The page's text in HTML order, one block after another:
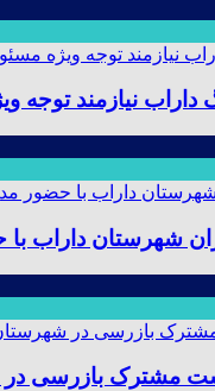
نیازمند توجه
شهرستان داراب
مشترک بازرسی